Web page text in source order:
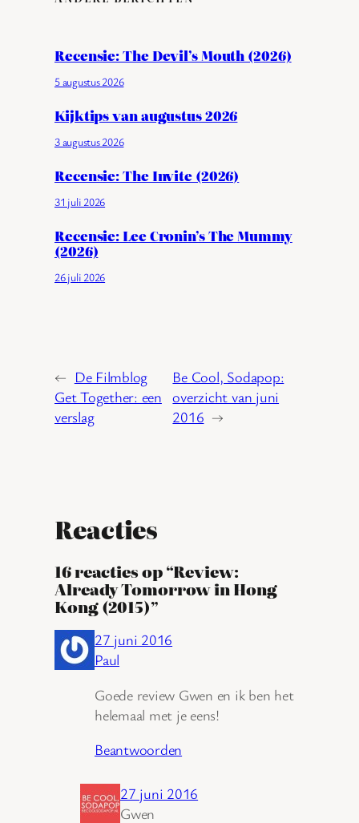
Recensie: The Devil’s Mouth (2026)
5 augustus 2026
Kijktips van augustus 2026
3 augustus 2026
Recensie: The Invite (2026)
31 juli 2026
Recensie: Lee Cronin’s The Mummy
(2026)
26 juli 2026
← De Filmblog
Get Together: een
verslag
Be Cool, Sodapop:
overzicht van juni
2016 →
Reacties
16 reacties op “Review:
Already Tomorrow in Hong
Kong (2015)”
27 juni 2016
Paul
Goede review Gwen en ik ben het
helemaal met je eens!
Beantwoorden
27 juni 2016
Gwen